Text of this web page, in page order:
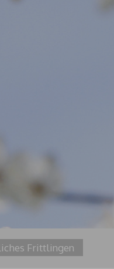
Frittlingen